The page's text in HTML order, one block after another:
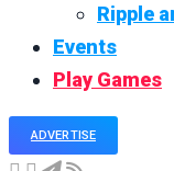
Ripple
Events
Play Games
ADVERTISE